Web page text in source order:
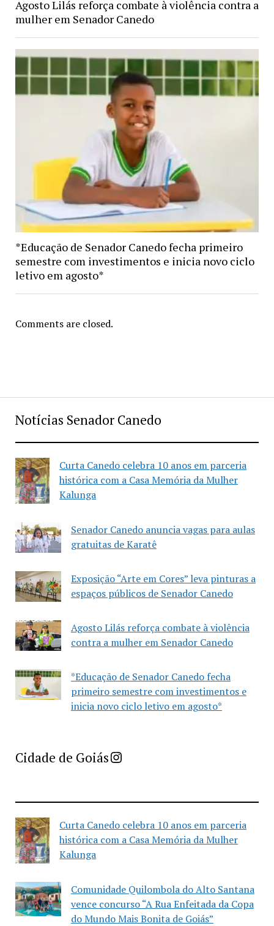
Notícias Senador Canedo
Curta Canedo celebra 10 anos em parceria
histórica com a Casa Memória da Mulher
Kalunga
Senador Canedo anuncia vagas para aulas
gratuitas de Karatê
Exposição “Arte em Cores” leva pinturas a
espaços públicos de Senador Canedo
Agosto Lilás reforça combate à violência
contra a mulher em Senador Canedo
*Educação de Senador Canedo fecha
primeiro semestre com investimentos e
inicia novo ciclo letivo em agosto*
Cidade de GoiásImprensa Criativa da Cidade de Goiás
Curta Canedo celebra 10 anos em parceria
histórica com a Casa Memória da Mulher
Kalunga
Comunidade Quilombola do Alto Santana
vence concurso “A Rua Enfeitada da Copa
do Mundo Mais Bonita de Goiás”
Agosto Lilás reforça combate à violência contra a
mulher em Senador Canedo
*Educação de Senador Canedo fecha primeiro
semestre com investimentos e inicia novo ciclo
letivo em agosto*
Comments are closed.